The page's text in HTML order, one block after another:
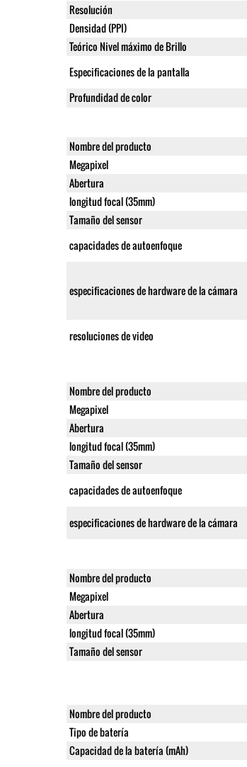
Resolución
Densidad (PPI)
Teórico Nivel máximo de Brillo
Especificaciones de la pantalla
Profundidad de color
Nombre del producto
Megapixel
Abertura
longitud focal (35mm)
Tamaño del sensor
capacidades de autoenfoque
especificaciones de hardware de la cámara
resoluciones de video
Nombre del producto
Megapixel
Abertura
longitud focal (35mm)
Tamaño del sensor
capacidades de autoenfoque
especificaciones de hardware de la cámara
Nombre del producto
Megapixel
Abertura
longitud focal (35mm)
Tamaño del sensor
Nombre del producto
Tipo de batería
Capacidad de la batería (mAh)